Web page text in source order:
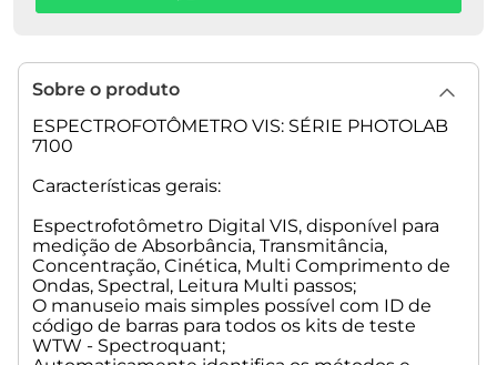
• Banda espectral: 4 nm
• Velocidade Scan: aproximadamente 700 - 2000 nm/min,
Scan em 1, 2, 5, 10 nm passos da faixa do comprimento de
onda
• Faixa fotométrica: 3.3 A
• Exatidão de absorbância: 0.003 A a
Sobre o produto
ESPECTROFOTÔMETRO VIS: SÉRIE PHOTOLAB
7100
Características gerais:
Espectrofotômetro Digital VIS, disponível para
medição de Absorbância, Transmitância,
Concentração, Cinética, Multi Comprimento de
Ondas, Spectral, Leitura Multi passos;
O manuseio mais simples possível com ID de
código de barras para todos os kits de teste
WTW - Spectroquant;